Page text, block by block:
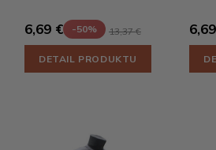
6,69 € -50% 13,37 €
DETAIL PRODUKTU